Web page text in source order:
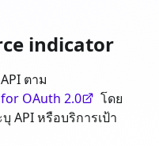
indicator
ตาม
OAuth 2.0
โดย
API หรือบริการเป้า